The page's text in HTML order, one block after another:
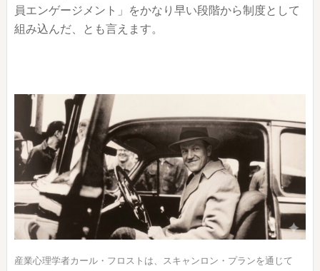
員エンゲージメント」をかなり早い段階から制度として
組み込んだ、とも言えます。
産業心理学者カール・フロストは、スキャンロン・プランを通じて